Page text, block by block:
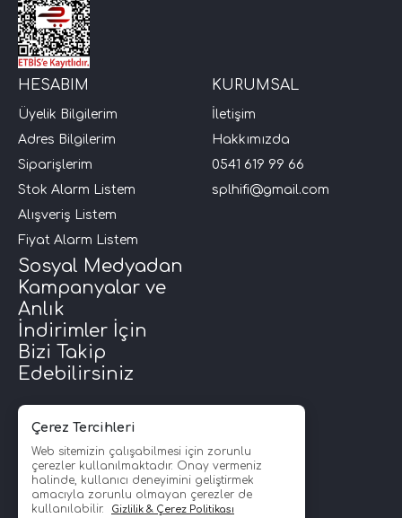
HESABIM
Üyelik Bilgilerim
Adres Bilgilerim
Siparişlerim
Stok Alarm Listem
Alışveriş Listem
Fiyat Alarm Listem
KURUMSAL
İletişim
Hakkımızda
0541 619 99 66
splhifi@gmail.com
Sosyal Medyadan
Kampanyalar ve
Anlık
İndirimler İçin
Bizi Takip
Edebilirsiniz
Çerez Tercihleri
Web sitemizin çalışabilmesi için zorunlu
çerezler kullanılmaktadır. Onay vermeniz
halinde, kullanıcı deneyimini geliştirmek
amacıyla zorunlu olmayan çerezler de
kullanılabilir.
Gizlilik & Çerez Politikası